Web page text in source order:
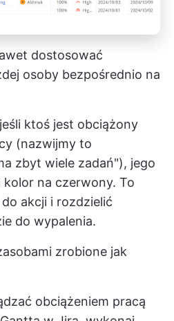
dostosować
osoby bezpośrednio na
ktoś jest obciążony
(nazwijmy to
zbyt wiele zadań"), jego
kolor na czerwony. To
akcji i rozdzielić
do wypalenia.
zrobione jak
obciążeniem pracą